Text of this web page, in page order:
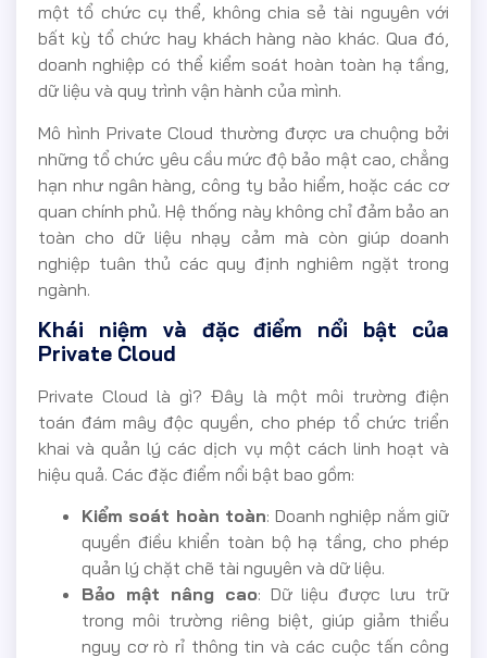
một tổ chức cụ thể, không chia sẻ tài nguyên với
bất kỳ tổ chức hay khách hàng nào khác. Qua đó,
doanh nghiệp có thể kiểm soát hoàn toàn hạ tầng,
dữ liệu và quy trình vận hành của mình.
Mô hình Private Cloud thường được ưa chuộng bởi
những tổ chức yêu cầu mức độ bảo mật cao, chẳng
hạn như ngân hàng, công ty bảo hiểm, hoặc các cơ
quan chính phủ. Hệ thống này không chỉ đảm bảo an
toàn cho dữ liệu nhạy cảm mà còn giúp doanh
nghiệp tuân thủ các quy định nghiêm ngặt trong
ngành.
Khái niệm và đặc điểm nổi bật của
Private Cloud
Private Cloud là gì? Đây là một môi trường điện
toán đám mây độc quyền, cho phép tổ chức triển
khai và quản lý các dịch vụ một cách linh hoạt và
hiệu quả. Các đặc điểm nổi bật bao gồm:
Kiểm soát hoàn toàn: Doanh nghiệp nắm giữ
quyền điều khiển toàn bộ hạ tầng, cho phép
quản lý chặt chẽ tài nguyên và dữ liệu.
Bảo mật nâng cao: Dữ liệu được lưu trữ
trong môi trường riêng biệt, giúp giảm thiểu
nguy cơ rò rỉ thông tin và các cuộc tấn công